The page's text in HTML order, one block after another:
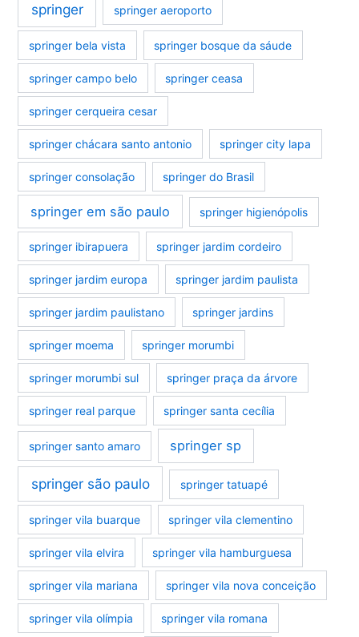
springer springer aeroporto
springer bela vista springer bosque da sáude
springer campo belo springer ceasa
springer cerqueira cesar
springer chácara santo antonio springer city lapa
springer consolação springer do Brasil
springer em são paulo springer higienópolis
springer ibirapuera springer jardim cordeiro
springer jardim europa springer jardim paulista
springer jardim paulistano springer jardins
springer moema springer morumbi
springer morumbi sul springer praça da árvore
springer real parque springer santa cecília
springer santo amaro springer sp
springer são paulo springer tatuapé
springer vila buarque springer vila clementino
springer vila elvira springer vila hamburguesa
springer vila mariana springer vila nova conceição
springer vila olímpia springer vila romana